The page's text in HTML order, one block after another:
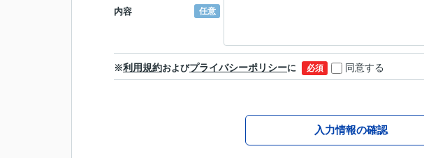
内容 任意
※利用規約およびプライバシーポリシーに 必須 同意する
入力情報の確認